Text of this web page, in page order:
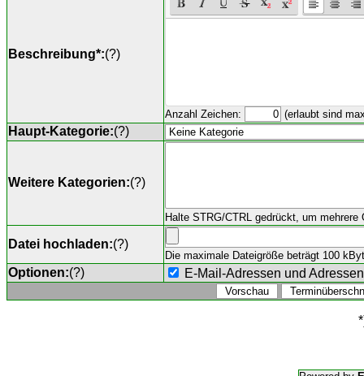
Beschreibung*:(?)
Anzahl Zeichen: (erlaubt sind
Haupt-Kategorie:(?)
Weitere Kategorien:(?)
Halte STRG/CTRL gedrückt, um mehrere
Datei hochladen:(?)
Die maximale Dateigröße beträgt 100
Optionen:(?) E-Mail-Adressen und